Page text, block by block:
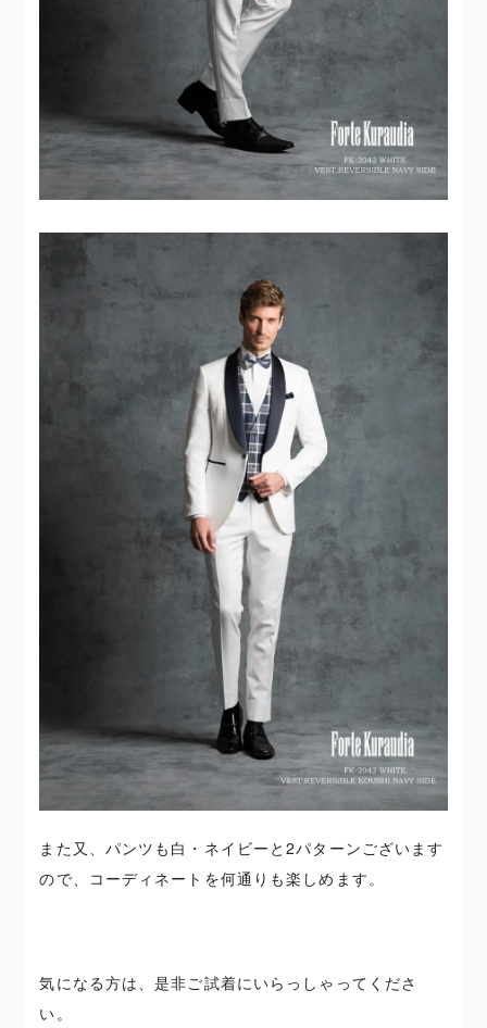
また又、パンツも白・ネイビーと2パターンございます
ので、コーディネートを何通りも楽しめます。
気になる方は、是非ご試着にいらっしゃってくださ
い。